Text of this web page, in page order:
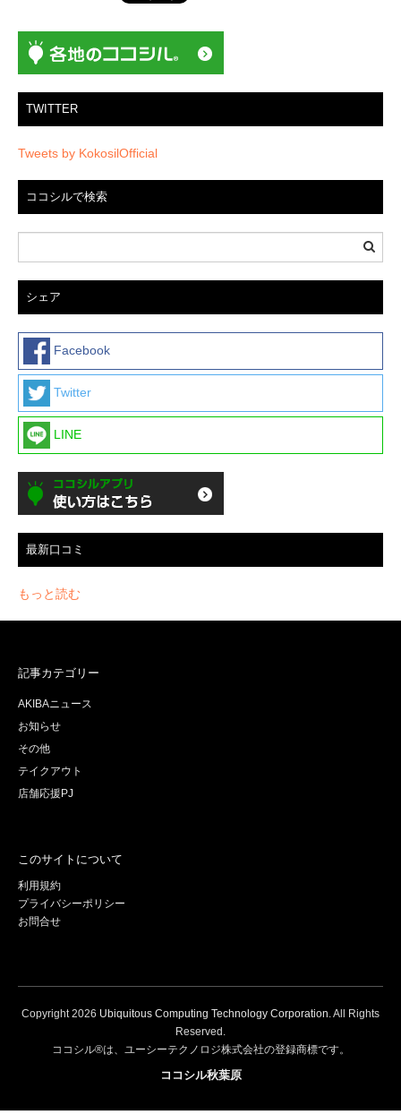
TWITTER
Tweets by KokosilOfficial
ココシルで検索
シェア
Facebook
Twitter
LINE
最新口コミ
もっと読む
記事カテゴリー
AKIBAニュース
お知らせ
その他
テイクアウト
店舗応援PJ
このサイトについて
利用規約
プライバシーポリシー
お問合せ
Copyright2026 Ubiquitous Computing Technology Corporation. All Rights
Reserved.
ココシル®は、ユーシーテクノロジ株式会社の登録商標です。
ココシル秋葉原